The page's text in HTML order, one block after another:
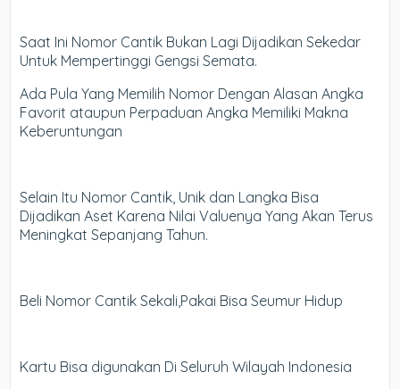
Saat Ini Nomor Cantik Bukan Lagi Dijadikan Sekedar
Untuk Mempertinggi Gengsi Semata.
Ada Pula Yang Memilih Nomor Dengan Alasan Angka
Favorit ataupun Perpaduan Angka Memiliki Makna
Keberuntungan
Selain Itu Nomor Cantik, Unik dan Langka Bisa
Dijadikan Aset Karena Nilai Valuenya Yang Akan Terus
Meningkat Sepanjang Tahun.
Beli Nomor Cantik Sekali,Pakai Bisa Seumur Hidup
Kartu Bisa digunakan Di Seluruh Wilayah Indonesia